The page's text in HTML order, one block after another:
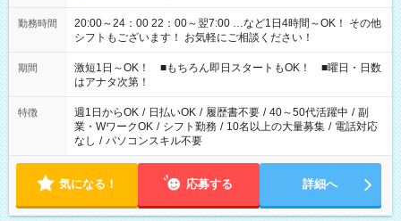
勤務時間
20:00～24：00 22：00～翌7:00 …など1日4時間～OK！ その他
シフトもございます！ お気軽にご相談ください！
期間
激短1日～OK！ ■もちろん即日スタートもOK！ ■曜日・日数
はアナタ次第！
特徴 週1日からOK / 日払いOK / 履歴書不要 / 40～50代活躍中 / 副
業・WワークOK / シフト勤務 / 10名以上の大量募集 / 電話対応
なし / パソコンスキル不要
気になる！ 応募する 詳細へ